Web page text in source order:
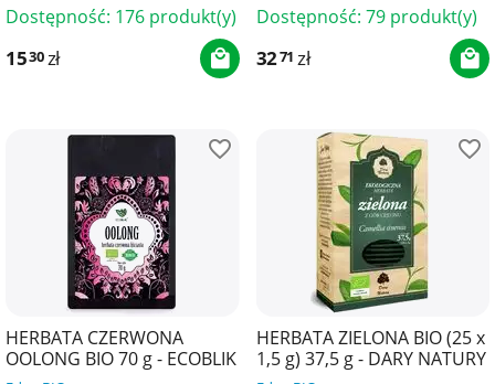
Dostępność: 176 produkt(y)
1530zł
Dostępność: 79 produkt(y)
3271 zł
HERBATA CZERWONA
OOLONG BIO 70 g - ECOBLIK
HERBATA ZIELONA BIO (25 x
1,5 g) 37,5 g - DARY NATURY